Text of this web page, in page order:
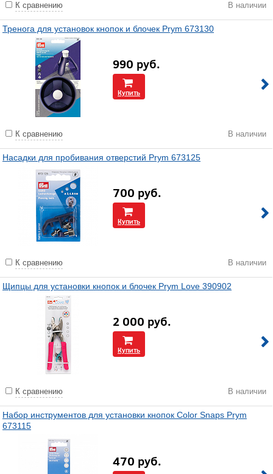
К сравнению В наличии
Тренога для установок кнопок и блочек Prym 673130
990 руб.
Купить
К сравнению В наличии
Насадки для пробивания отверстий Prym 673125
700 руб.
Купить
К сравнению В наличии
Щипцы для установки кнопок и блочек Prym Love 390902
2 000 руб.
Купить
К сравнению В наличии
Набор инструментов для установки кнопок Color Snaps Prym
673115
470 руб.